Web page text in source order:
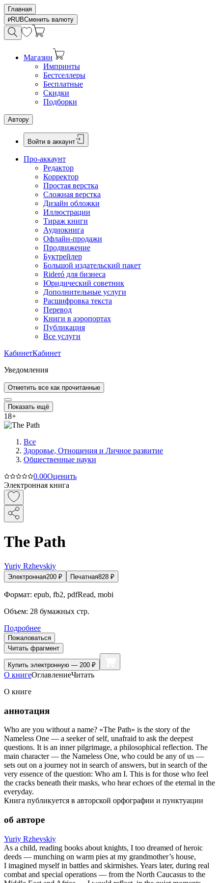
Главная
RUBСменить валюту
Магазин
Импринты
Бестселлеры
Бесплатные
Скидки
Подборки
Автору
Войти в аккаунт
Про-аккаунт
Редактор
Корректор
Простая верстка
Сложная верстка
Дизайн обложки
Иллюстрации
Тираж книги
Аудиокнига
Офлайн-продажи
Продвижение
Буктрейлер
Большой издательский пакет
Rideró для бизнеса
Юридический советник
Дополнительные услуги
Расшифровка текста
Перевод
Книги в аэропортах
Публикация
Все услуги
КабинетКабинет
Уведомления
Отметить все как прочитанные
Показать ещё
18+
Все
Здоровье, Отношения и Личное развитие
Общественные науки
0.00Оценить
Электронная книга
The Path
Yuriy Rzhevskiy
Электронная200 ₽ Печатная828 ₽
Формат: epub, fb2, pdfRead, mobi
Объем: 28 бумажных стр.
Подробнее
Пожаловаться
Читать фрагмент
Купить электронную — 200 ₽
О книгеОглавлениеЧитать
О книге
аннотация
Who are you without a name? «The Path» is the story of the
Nameless One — a seeker of self, unafraid to ask the deepest
questions. It is an inner pilgrimage, a philosophical reflection. The
main character — the Nameless One, who could be any of us —
sets out on a journey not in search of answers, but in search of the
very essence of the question: Who am I. This is for those who feel
the cracks beneath their masks, who hear echoes of the eternal in the
everyday.
Книга публикуется в авторской орфографии и пунктуации
об авторе
Yuriy Rzhevskiy
As a child, reading books about knights, I too dreamed of heroic
deeds — munching on warm pies at my grandmother’s house,
I imagined myself in battles and skirmishes. Years later, during real
combat and special operations — from the North Caucasus to the